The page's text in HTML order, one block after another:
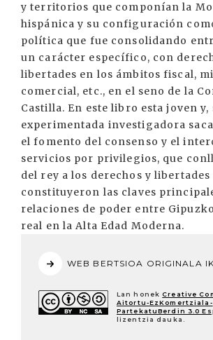
y territorios que componían la
hispánica y su configuración
política que fue consolidando
un carácter específico, con
libertades en los ámbitos fiscal,
comercial, etc., en el seno de la
Castilla. En este libro esta joven
experimentada investigadora
el fomento del consenso y el
servicios por privilegios, que
del rey a los derechos y
constituyeron las claves
relaciones de poder entre
real en la Alta Edad Moderna.
WEB BERTSIOA ORIGINALA
Lan honek Creative
Aitortu-EzKomertziala-
PartekatuBerdin 3.0
lizentzia dauka.